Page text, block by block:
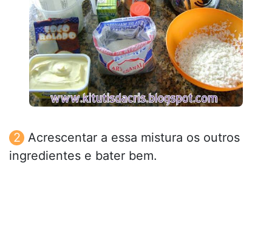
Acrescentar a essa mistura os outros
ingredientes e bater bem.